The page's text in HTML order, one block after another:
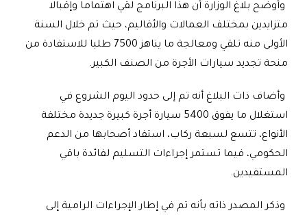
وأوضح بلاغ الوزارة أن هذا البرنامج لقي اهتماما وإقبالا
متزايدين بمختلف العمالات والأقاليم، حيث تم خلال السنة
الأولى منه تلقي ومعالجة ما يناهز 7500 طلبا للاستفادة من
منحة تجديد سيارات الأجرة من الصنف الكبير.
وأضاف ذات البلاغ أنه تم إلى حدود اليوم الشروع في
استغلال ما يفوق 5400 سيارة أجرة كبيرة جديدة مختلفة
الأنواع، تتسع لسبعة ركاب، استفاد أصحابها من الدعم
الحكومي، فيما تستمر إجراءات التسليم لفائدة باقي
المستفيدين.
وذكر المصدر ذاته بأنه تم في إطار الإجراءات الرامية إلى